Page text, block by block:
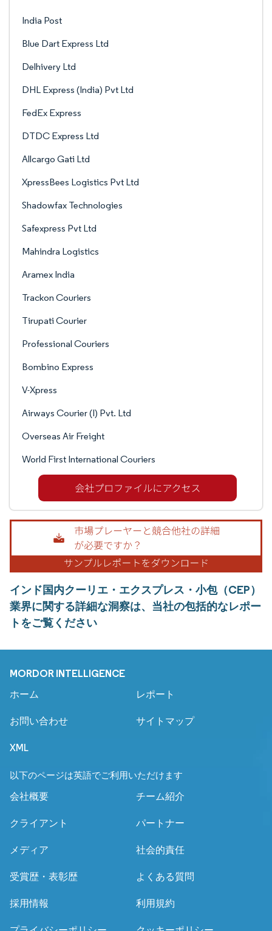
India Post
Blue Dart Express Ltd
Delhivery Ltd
DHL Express (India) Pvt Ltd
FedEx Express
DTDC Express Ltd
Allcargo Gati Ltd
XpressBees Logistics Pvt Ltd
Shadowfax Technologies
Safexpress Pvt Ltd
Mahindra Logistics
Aramex India
Trackon Couriers
Tirupati Courier
Professional Couriers
Bombino Express
V-Xpress
Airways Courier (I) Pvt. Ltd
Overseas Air Freight
World First International Couriers
インド国内クーリエ・エクスプレス・小包（CEP）
業界に関する詳細な洞察は、当社の包括的なレポー
トをご覧ください
MORDOR INTELLIGENCE
ホーム レポート
お問い合わせ サイトマップ
XML
以下のページは英語でご利用いただけます
会社概要 チーム紹介
クライアント パートナー
メディア 社会的責任
受賞歴・表彰歴 よくある質問
採用情報 利用規約